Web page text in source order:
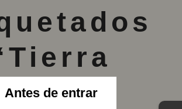
Antes de entrar
Calma”